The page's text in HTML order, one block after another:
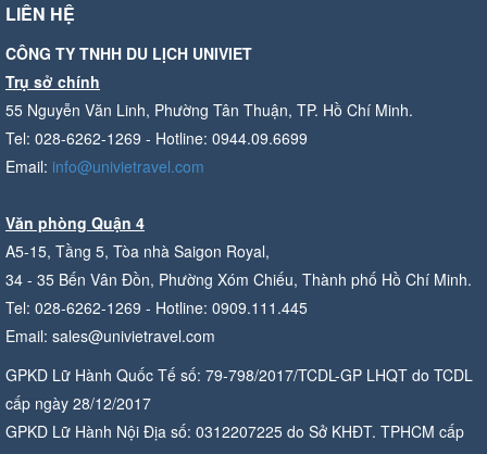
LIÊN HỆ
CÔNG TY TNHH DU LỊCH UNIVIET
Trụ sở chính
55 Nguyễn Văn Linh, Phường Tân Thuận, TP. Hồ Chí Minh.
Tel: 028-6262-1269 - Hotline: 0944.09.6699
Email: info@univietravel.com
Văn phòng Quận 4
A5-15, Tầng 5, Tòa nhà Saigon Royal,
34 - 35 Bến Vân Đồn, Phường Xóm Chiếu, Thành phố Hồ Chí Minh.
Tel: 028-6262-1269 - Hotline: 0909.111.445
Email: sales@univietravel.com
GPKD Lữ Hành Quốc Tế số: 79-798/2017/TCDL-GP LHQT do TCDL
cấp ngày 28/12/2017
GPKD Lữ Hành Nội Địa số: 0312207225 do Sở KHĐT. TPHCM cấp